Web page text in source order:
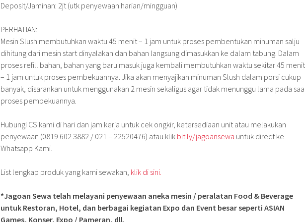
Deposit/Jaminan: 2jt (utk penyewaan harian/mingguan)
PERHATIAN:
Mesin Slush membutuhkan waktu 45 menit – 1 jam untuk proses pembentukan minuman salju
dihitung dari mesin start dinyalakan dan bahan langsung dimasukkan ke dalam tabung. Dalam
proses refill bahan, bahan yang baru masuk juga kembali membutuhkan waktu sekitar 45 menit
– 1 jam untuk proses pembekuannya. Jika akan menyajikan minuman Slush dalam porsi cukup
banyak, disarankan untuk menggunakan 2 mesin sekaligus agar tidak menunggu lama pada
proses pembekuannya.
Hubungi CS kami di hari dan jam kerja untuk cek ongkir, ketersediaan unit atau melakukan
penyewaan (0819 602 3882 / 021 – 22520476) atau klik bit.ly/jagoansewa untuk direct ke
Whatsapp Kami.
List lengkap produk yang kami sewakan, klik di sini.
*Jagoan Sewa telah melayani penyewaan aneka mesin / peralatan Food & Beverage
untuk Restoran, Hotel, dan berbagai kegiatan Expo dan Event besar seperti ASIAN
Games, Konser, Expo / Pameran, dll.